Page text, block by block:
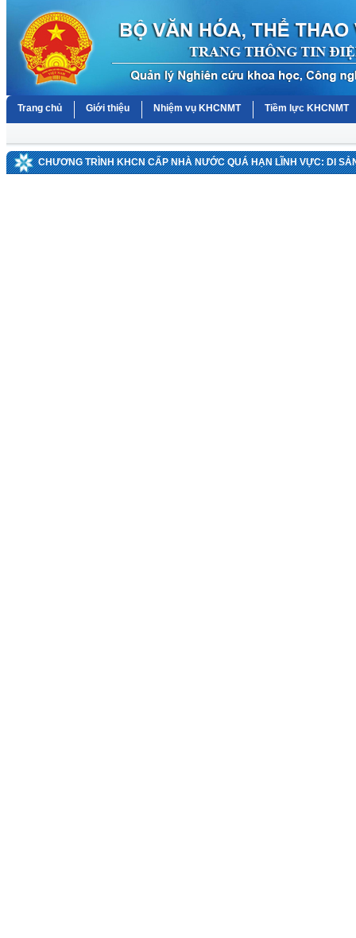
Trang chủ Giới thiệu Nhiệm vụ KHCNMT Tiềm lực KHCNMT
CHƯƠNG TRÌNH KHCN CẤP NHÀ NƯỚC QUÁ HẠN LĨNH VỰC: DI